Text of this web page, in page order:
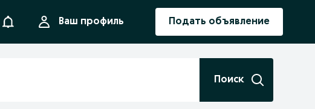
УведомленияВаш профиль Подать объявление
Поиск